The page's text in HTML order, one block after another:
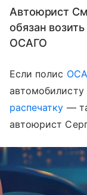
Автоюрист
обязан
ОСАГО
Если полис
распечатку —
автоюрист